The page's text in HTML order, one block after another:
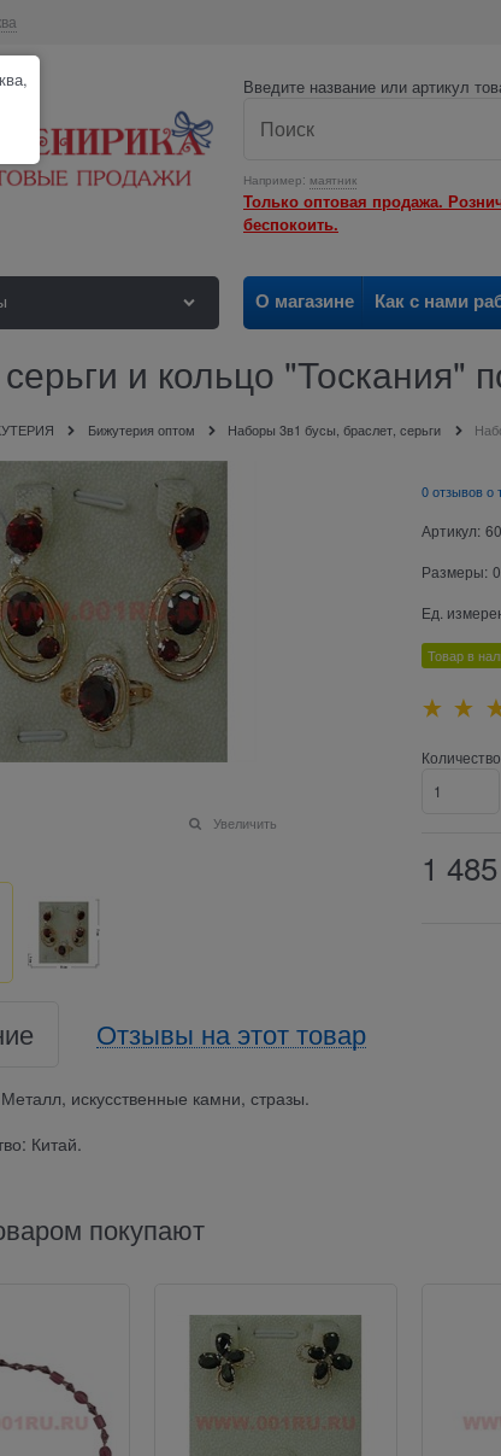
Введите название или артикул
Например: маятник
Только оптовая продажа.
беспокоить.
О магазине Как с нами
и кольцо "Тоскания"
Бижутерия оптом Наборы 3в1 бусы, браслет, серьги
Увеличить
0 отзывов о
Артикул:
Размеры:
Ед.
Товар в
1 485
Отзывы на этот товар
искусственные камни, стразы.
Китай.
покупают